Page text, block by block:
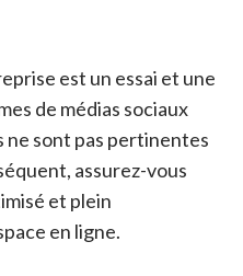
est un essai et une
de médias sociaux
sont pas pertinentes
assurez-vous
et plein
en ligne.